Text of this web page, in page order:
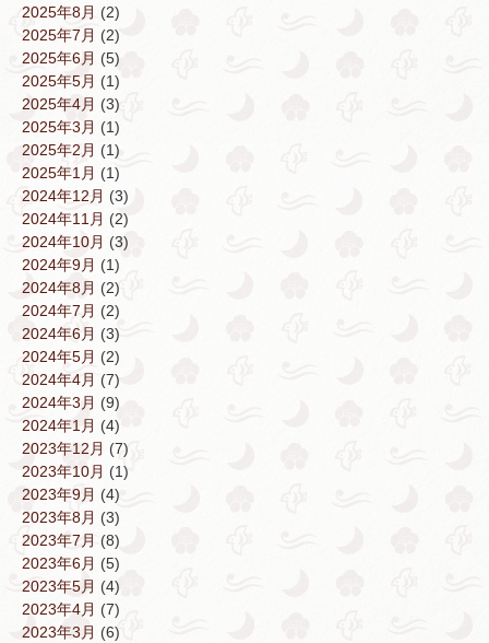
2025年8月 (2)
2025年7月 (2)
2025年6月 (5)
2025年5月 (1)
2025年4月 (3)
2025年3月 (1)
2025年2月 (1)
2025年1月 (1)
2024年12月 (3)
2024年11月 (2)
2024年10月 (3)
2024年9月 (1)
2024年8月 (2)
2024年7月 (2)
2024年6月 (3)
2024年5月 (2)
2024年4月 (7)
2024年3月 (9)
2024年1月 (4)
2023年12月 (7)
2023年10月 (1)
2023年9月 (4)
2023年8月 (3)
2023年7月 (8)
2023年6月 (5)
2023年5月 (4)
2023年4月 (7)
2023年3月 (6)